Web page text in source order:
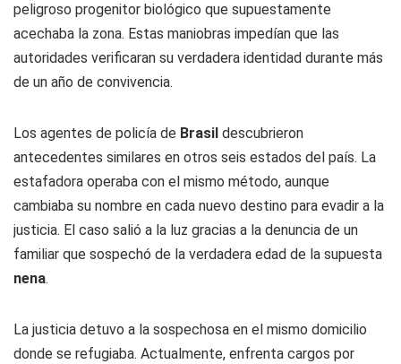
peligroso progenitor biológico que supuestamente
acechaba la zona. Estas maniobras impedían que las
autoridades verificaran su verdadera identidad durante más
de un año de convivencia.
Los agentes de policía de Brasil descubrieron
antecedentes similares en otros seis estados del país. La
estafadora operaba con el mismo método, aunque
cambiaba su nombre en cada nuevo destino para evadir a la
justicia. El caso salió a la luz gracias a la denuncia de un
familiar que sospechó de la verdadera edad de la supuesta
nena.
La justicia detuvo a la sospechosa en el mismo domicilio
donde se refugiaba. Actualmente, enfrenta cargos por